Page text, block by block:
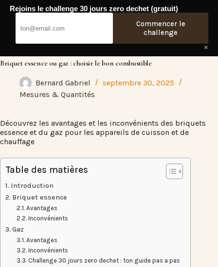
Passer
Briquet essence ou gaz : choisir le bon combustible
Bernard Gabriel
septembre 30, 2025
Mesures & Quantités
Découvrez les avantages et les inconvénients des briquets
essence et du gaz pour les appareils de cuisson et de
chauffage
Table des matières
Introduction
Briquet essence
Avantages
Inconvénients
Gaz
Avantages
Inconvénients
Challenge 30 jours zero dechet : ton guide pas a pas
Rejoins le challenge 30 jours zero dechet (gratuit)
Commencer le
challenge
×